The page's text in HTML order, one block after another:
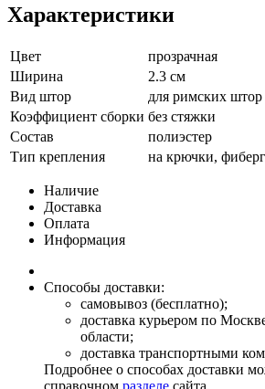
Характеристики
Цвет
прозрачная
Ширина
2.3 см
Вид штор
для римских штор
Коэффициент сборки без стяжки
Состав
полиэстер
Тип крепления
на крючки,
Наличие
Доставка
Оплата
Информация
Способы доставки:
самовывоз (бесплатно);
доставка курьером по
области;
доставка транспортными
Подробнее о способах доставки